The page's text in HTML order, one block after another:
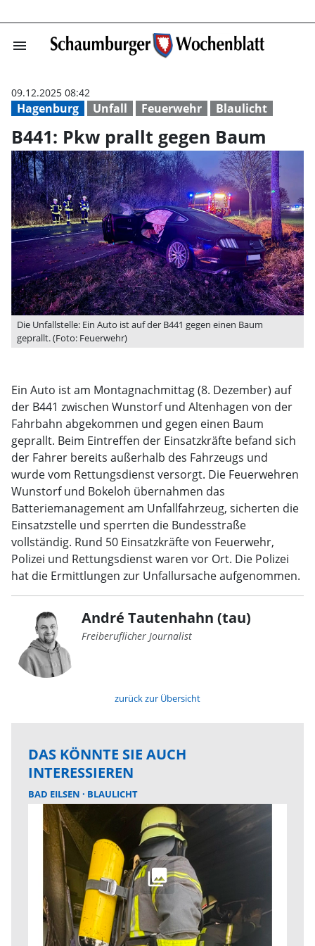
menu B441: Pkw
Hagenburg Unfall Feuerwehr Blaulicht
09.12.2025 08:42
B441: Pkw prallt gegen Baum
Die Unfallstelle: Ein Auto ist auf der B441 gegen einen Baum
geprallt. (Foto: Feuerwehr)
Ein Auto ist am Montagnachmittag (8. Dezember) auf
der B441 zwischen Wunstorf und Altenhagen von der
Fahrbahn abgekommen und gegen einen Baum
geprallt. Beim Eintreffen der Einsatzkräfte befand sich
der Fahrer bereits außerhalb des Fahrzeugs und
wurde vom Rettungsdienst versorgt. Die Feuerwehren
Wunstorf und Bokeloh übernahmen das
Batteriemanagement am Unfallfahrzeug, sicherten die
Einsatzstelle und sperrten die Bundesstraße
vollständig. Rund 50 Einsatzkräfte von Feuerwehr,
Polizei und Rettungsdienst waren vor Ort. Die Polizei
hat die Ermittlungen zur Unfallursache aufgenommen.
André Tautenhahn (tau)
Freiberuflicher Journalist
zurück zur Übersicht
DAS KÖNNTE SIE AUCH
INTERESSIEREN
BAD EILSEN BLAULICHT